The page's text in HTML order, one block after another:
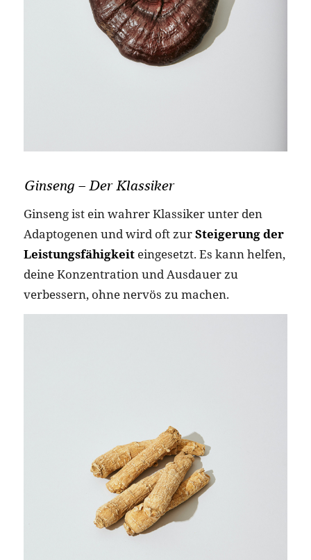
Ginseng – Der Klassiker
Ginseng ist ein wahrer Klassiker unter den
Adaptogenen und wird oft zurSteigerung der
Leistungsfähigkeiteingesetzt. Es kann helfen,
deine Konzentration und Ausdauer zu
verbessern, ohne nervös zu machen.